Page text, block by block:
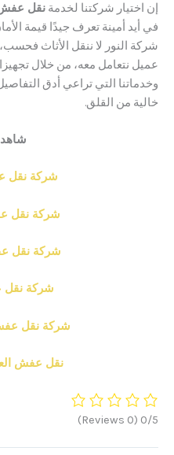
شركتنا لخدمةنقل عفش
أمينة تعرف جيدًا قيمة الأمان
لا ننقل الأثاث فحسب، بل ننقل
معه، من خلال تجهيزاتنا
التي تراعي أدق التفاصيل،
من القلق.
شاهد ايضا :
نقل عفش
شركة نقل عفش
شركة نقل عفش
شركة نقل عفش
شركة نقل عفش مبارك
نقل عفش العاصمة